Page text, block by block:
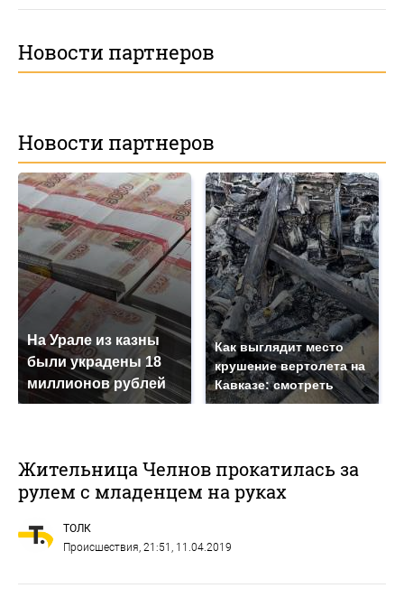
Новости партнеров
Новости партнеров
На Урале из казны
были украдены 18
миллионов рублей
Как выглядит место
крушение вертолета на
Кавказе: смотреть
Жительница Челнов прокатилась за
рулем с младенцем на руках
ТОЛК
Происшествия, 21:51, 11.04.2019